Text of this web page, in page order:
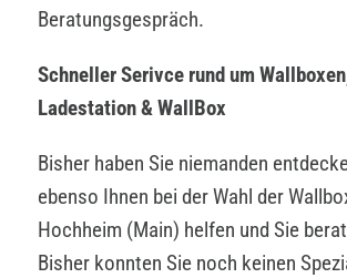
Beratungsgespräch.
Schneller Serivce rund um
Ladestation & WallBox
Bisher haben Sie niemanden
ebenso Ihnen bei der Wahl der
Hochheim (Main) helfen und Sie
Bisher konnten Sie noch keinen